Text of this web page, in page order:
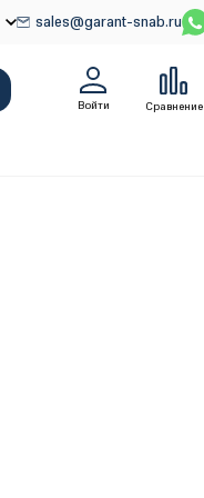
sales@garant-snab.ru
Войти Сравнение